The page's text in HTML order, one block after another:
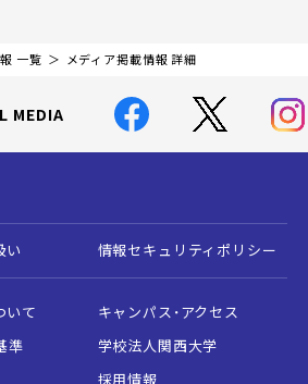
一覧 メディア掲載情報 詳細
MEDIA
い 情報セキュリティポリシー
いて
キャンパス・アクセス
準
学校法人関西大学
採用情報